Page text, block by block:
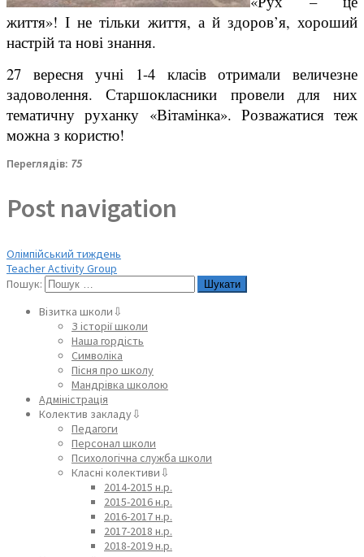
життя»! І не тільки життя, а й здоров’я, хороший
настрій та нові знання.
27 вересня учні 1-4 класів отримали величезне
задоволення. Старшокласники провели для них
тематичну руханку «Вітамінка». Розважатися теж
можна з користю!
Переглядів: 75
Post navigation
Олімпійський тиждень
Teacher Activity Group
Пошук:
Візитка школи⇩
З історії школи
Наша гордість
Символіка
Пісня про школу
Мандрівка школою
Адміністрація
Колектив закладу⇩
Педагоги
Персонал школи
Психологічна служба школи
Класні колективи⇩
2014-2015 н.р.
2015-2016 н.р.
2016-2017 н.р.
2017-2018 н.р.
2018-2019 н.р.